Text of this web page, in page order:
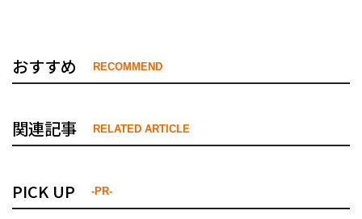
おすすめ RECOMMEND
関連記事 RELATED ARTICLE
PICK UP -PR-